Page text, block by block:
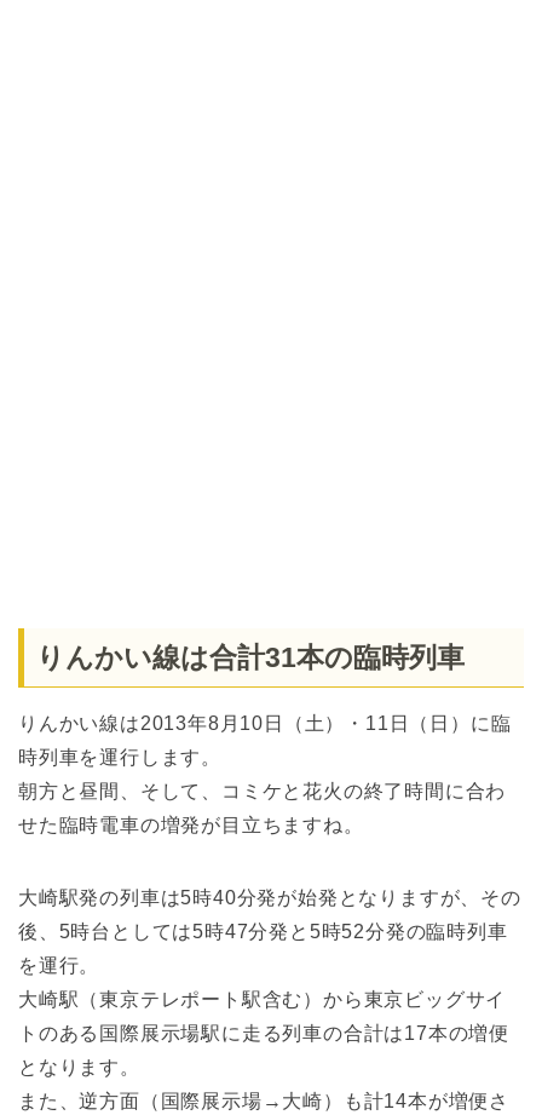
りんかい線は合計31本の臨時列車
りんかい線は2013年8月10日（土）・11日（日）に臨
時列車を運行します。
朝方と昼間、そして、コミケと花火の終了時間に合わ
せた臨時電車の増発が目立ちますね。
大崎駅発の列車は5時40分発が始発となりますが、その
後、5時台としては5時47分発と5時52分発の臨時列車
を運行。
大崎駅（東京テレポート駅含む）から東京ビッグサイ
トのある国際展示場駅に走る列車の合計は17本の増便
となります。
また、逆方面（国際展示場→大崎）も計14本が増便さ